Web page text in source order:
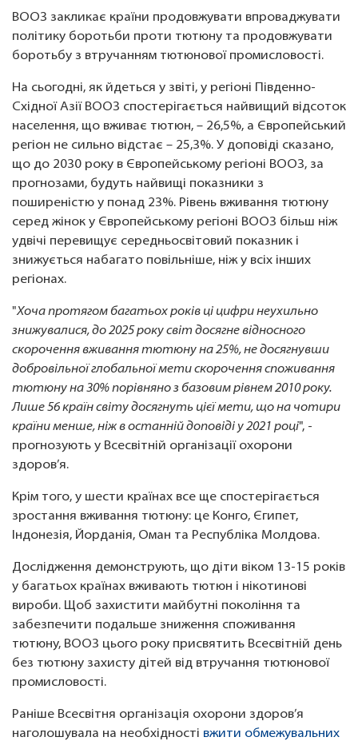
ВООЗ закликає країни продовжувати впроваджувати
політику боротьби проти тютюну та продовжувати
боротьбу з втручанням тютюнової промисловості.
На сьогодні, як йдеться у звіті, у регіоні Південно-
Східної Азії ВООЗ спостерігається найвищий відсоток
населення, що вживає тютюн, – 26,5%, а Європейський
регіон не сильно відстає – 25,3%. У доповіді сказано,
що до 2030 року в Європейському регіоні ВООЗ, за
прогнозами, будуть найвищі показники з
поширеністю у понад 23%. Рівень вживання тютюну
серед жінок у Європейському регіоні ВООЗ більш ніж
удвічі перевищує середньосвітовий показник і
знижується набагато повільніше, ніж у всіх інших
регіонах.
"Хоча протягом багатьох років ці цифри неухильно
знижувалися, до 2025 року світ досягне відносного
скорочення вживання тютюну на 25%, не досягнувши
добровільної глобальної мети скорочення споживання
тютюну на 30% порівняно з базовим рівнем 2010 року.
Лише 56 країн світу досягнуть цієї мети, що на чотири
країни менше, ніж в останній доповіді у 2021 році", -
прогнозують у Всесвітній організації охорони
здоров’я.
Крім того, у шести країнах все ще спостерігається
зростання вживання тютюну: це Конго, Єгипет,
Індонезія, Йорданія, Оман та Республіка Молдова.
Дослідження демонструють, що діти віком 13-15 років
у багатьох країнах вживають тютюн і нікотинові
вироби. Щоб захистити майбутні покоління та
забезпечити подальше зниження споживання
тютюну, ВООЗ цього року присвятить Всесвітній день
без тютюну захисту дітей від втручання тютюнової
промисловості.
Раніше Всесвітня організація охорони здоров’я
наголошувала на необхідності вжити обмежувальних